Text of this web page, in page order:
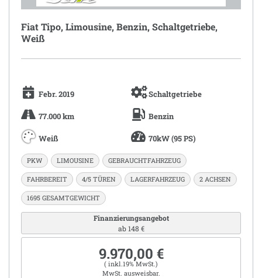
Fiat Tipo, Limousine, Benzin, Schaltgetriebe,
Weiß
Febr. 2019 Schaltgetriebe
77.000 km Benzin
Weiß 70kW (95 PS)
PKW LIMOUSINE GEBRAUCHTFAHRZEUG
FAHRBEREIT 4/5 TÜREN LAGERFAHRZEUG 2 ACHSEN
1695 GESAMTGEWICHT
Finanzierungsangebot
ab 148 €
9.970,00 €
( inkl.19% MwSt.)
MwSt. ausweisbar.